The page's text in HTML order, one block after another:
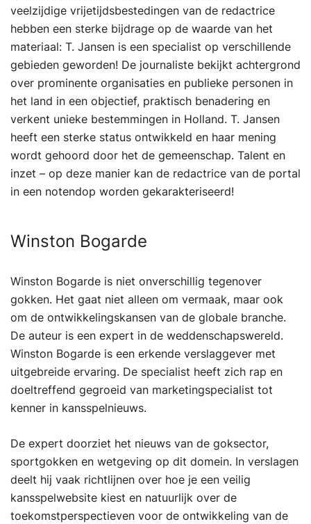
veelzijdige vrijetijdsbestedingen van de redactrice
hebben een sterke bijdrage op de waarde van het
materiaal: T. Jansen is een specialist op verschillende
gebieden geworden! De journaliste bekijkt achtergrond
over prominente organisaties en publieke personen in
het land in een objectief, praktisch benadering en
verkent unieke bestemmingen in Holland. T. Jansen
heeft een sterke status ontwikkeld en haar mening
wordt gehoord door het de gemeenschap. Talent en
inzet – op deze manier kan de redactrice van de portal
in een notendop worden gekarakteriseerd!
Winston Bogarde
Winston Bogarde is niet onverschillig tegenover
gokken. Het gaat niet alleen om vermaak, maar ook
om de ontwikkelingskansen van de globale branche.
De auteur is een expert in de weddenschapswereld.
Winston Bogarde is een erkende verslaggever met
uitgebreide ervaring. De specialist heeft zich rap en
doeltreffend gegroeid van marketingspecialist tot
kenner in kansspelnieuws.
De expert doorziet het nieuws van de goksector,
sportgokken en wetgeving op dit domein. In verslagen
deelt hij vaak richtlijnen over hoe je een veilig
kansspelwebsite kiest en natuurlijk over de
toekomstperspectieven voor de ontwikkeling van de